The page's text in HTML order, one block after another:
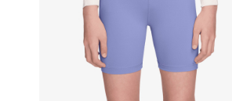
Krahasoni